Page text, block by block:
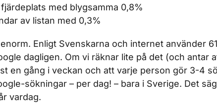
med blygsamma 0,8%
av listan med 0,3%
Enligt Svenskarna och internet använder
dagligen. Om vi räknar lite på det (och antar
en gång i veckan och att varje person gör 3-4
sökningar – per dag! – bara i Sverige. Det
vardag.